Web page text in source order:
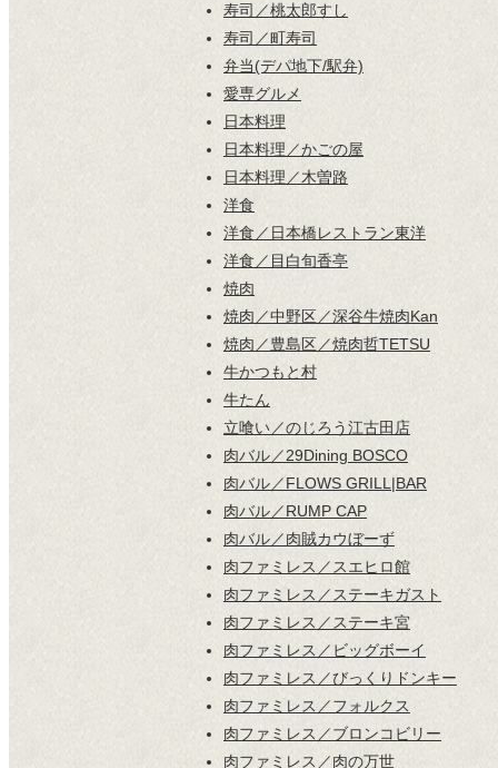
寿司／桃太郎すし
寿司／町寿司
弁当(デパ地下/駅弁)
愛専グルメ
日本料理
日本料理／かごの屋
日本料理／木曽路
洋食
洋食／日本橋レストラン東洋
洋食／目白旬香亭
焼肉
焼肉／中野区／深谷牛焼肉Kan
焼肉／豊島区／焼肉哲TETSU
牛かつもと村
牛たん
立喰い／のじろう江古田店
肉バル／29Dining BOSCO
肉バル／FLOWS GRILL|BAR
肉バル／RUMP CAP
肉バル／肉賊カウぼーず
肉ファミレス／スエヒロ館
肉ファミレス／ステーキガスト
肉ファミレス／ステーキ宮
肉ファミレス／ビッグボーイ
肉ファミレス／びっくりドンキー
肉ファミレス／フォルクス
肉ファミレス／ブロンコビリー
肉ファミレス／肉の万世